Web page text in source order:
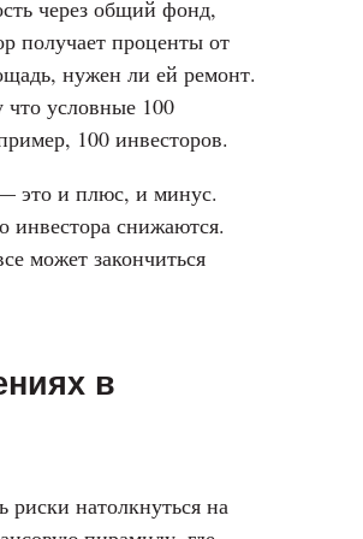
через общий фонд,
получает проценты от
нужен ли ей ремонт.
условные 100
100 инвесторов.
это и плюс, и минус.
инвестора снижаются.
может закончиться
в
риски натолкнуться на